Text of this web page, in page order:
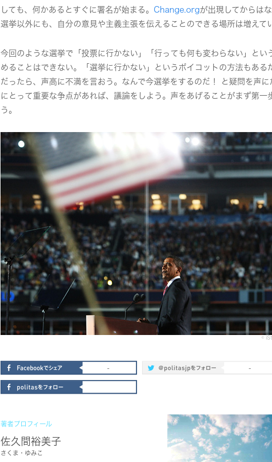
しても、何かあるとすぐに署名が始まる。 Change.orgが出現してからはな
選挙以外にも、自分の意見や主義主張を伝えることのできる場所は増えて
今回のような選挙で「投票に行かない」「行っても何も変わらない」とい
めることはできない。「選挙に行かない」というボイコットの方法もある
だったら、声高に不満を言おう。なんで今選挙をするのだ！ と疑問を声に
にとって重要な争点があれば、議論をしよう。声をあげることがまず第一
う。
©
- -
著者プロフィール
佐久間裕美子
さくま・ゆみこ